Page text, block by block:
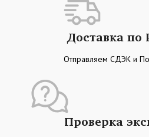
Доставка по
Отправляем СДЭК и
Проверка